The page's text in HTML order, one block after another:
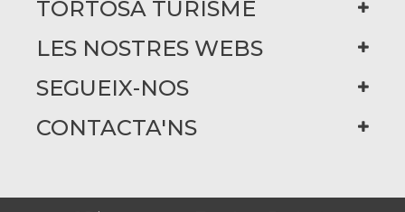
TORTOSA TURISME
LES NOSTRES WEBS
SEGUEIX-NOS
CONTACTA'NS